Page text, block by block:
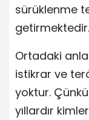
sürüklenme
getirmektedir.
Ortadaki
istikrar ve
yoktur.
yıllardır